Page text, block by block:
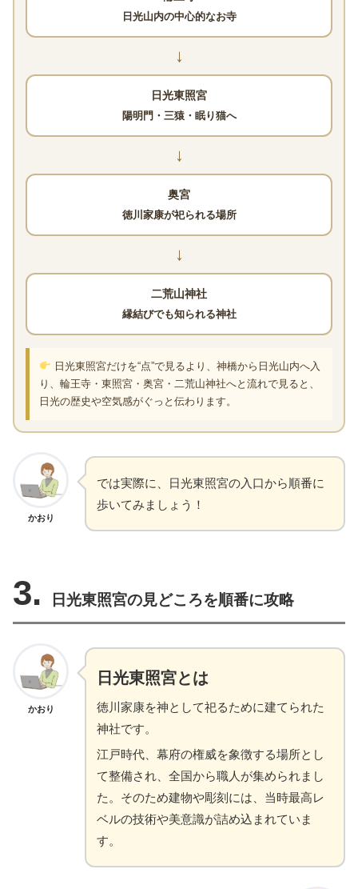
日光山内の中心的なお寺
↓
日光東照宮
陽明門・三猿・眠り猫へ
↓
奥宮
徳川家康が祀られる場所
↓
二荒山神社
縁結びでも知られる神社
日光東照宮だけを“点”で見るより、神橋から日光山内へ入
り、輪王寺・東照宮・奥宮・二荒山神社へと流れで見ると、
日光の歴史や空気感がぐっと伝わります。
かおり
では実際に、日光東照宮の入口から順番に
歩いてみましょう！
3. 日光東照宮の見どころを順番に攻略
かおり
日光東照宮とは
徳川家康を神として祀るために建てられた
神社です。
江戸時代、幕府の権威を象徴する場所とし
て整備され、全国から職人が集められまし
た。そのため建物や彫刻には、当時最高レ
ベルの技術や美意識が詰め込まれていま
す。